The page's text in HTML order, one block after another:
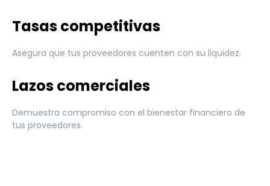
Tasas competitivas
Asegura que tus proveedores cuenten con su liquidez.
Lazos comerciales
Demuestra compromiso con el bienestar financiero de
tus proveedores.